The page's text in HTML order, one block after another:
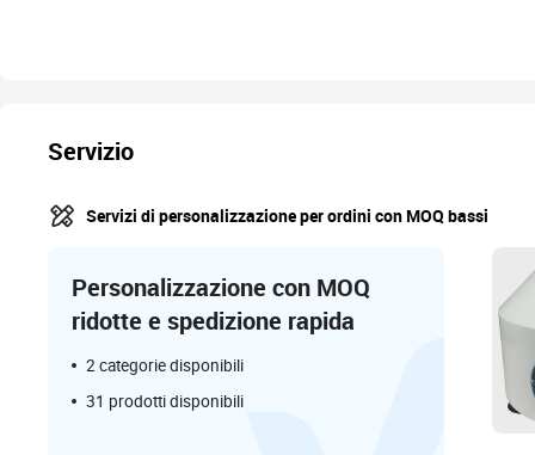
Servizio
Servizi di personalizzazione per ordini con MOQ bassi
Personalizzazione con MOQ
ridotte e spedizione rapida
2 categorie disponibili
31 prodotti disponibili